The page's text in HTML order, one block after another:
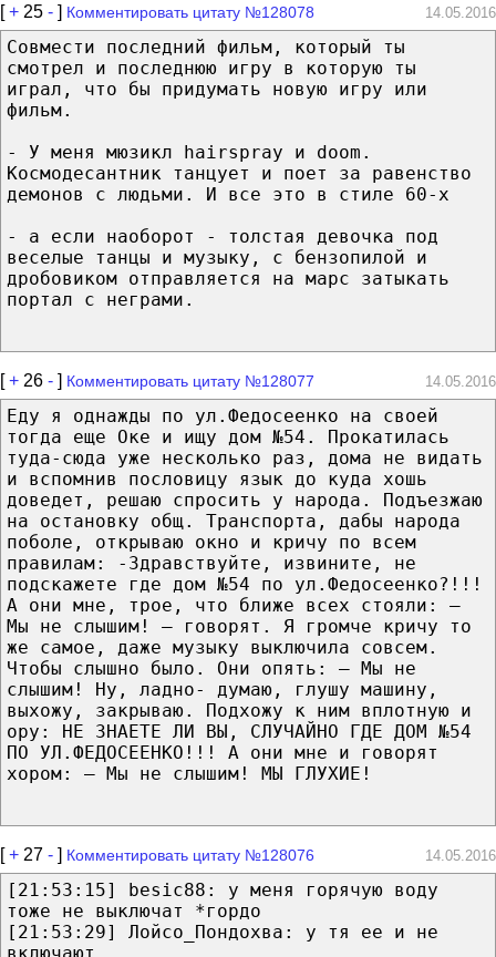
[+ 25 - ] Комментировать цитату №128078 14.05.2016
Совмести последний фильм, который ты
смотрел и последнюю игру в которую ты
играл, что бы придумать новую игру или
фильм.
- У меня мюзикл hairspray и doom.
Космодесантник танцует и поет за равенство
демонов с людьми. И все это в стиле 60-х
- а если наоборот - толстая девочка под
веселые танцы и музыку, с бензопилой и
дробовиком отправляется на марс затыкать
портал с неграми.
[+ 26 - ] Комментировать цитату №128077 14.05.2016
Еду я однажды по ул.Федосеенко на своей
тогда еще Оке и ищу дом №54. Прокатилась
туда-сюда уже несколько раз, дома не видать
и вспомнив пословицу язык до куда хошь
доведет, решаю спросить у народа. Подъезжаю
на остановку общ. Транспорта, дабы народа
поболе, открываю окно и кричу по всем
правилам: -Здравствуйте, извините, не
подскажете где дом №54 по ул.Федосеенко?!!!
А они мне, трое, что ближе всех стояли: —
Мы не слышим! – говорят. Я громче кричу то
же самое, даже музыку выключила совсем.
Чтобы слышно было. Они опять: — Мы не
слышим! Ну, ладно- думаю, глушу машину,
выхожу, закрываю. Подхожу к ним вплотную и
ору: НЕ ЗНАЕТЕ ЛИ ВЫ, СЛУЧАЙНО ГДЕ ДОМ №54
ПО УЛ.ФЕДОСЕЕНКО!!! А они мне и говорят
хором: — Мы не слышим! МЫ ГЛУХИЕ!
[+ 27 - ] Комментировать цитату №128076 14.05.2016
[21:53:15] besic88: у меня горячую воду
тоже не выключат *гордо
[21:53:29] Лойсо_Пондохва: у тя ее и не
включают